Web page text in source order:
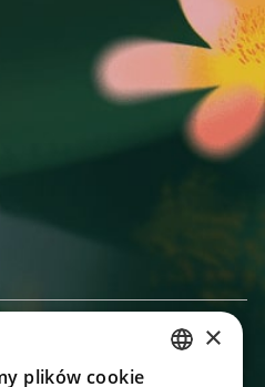
×
plików cookie